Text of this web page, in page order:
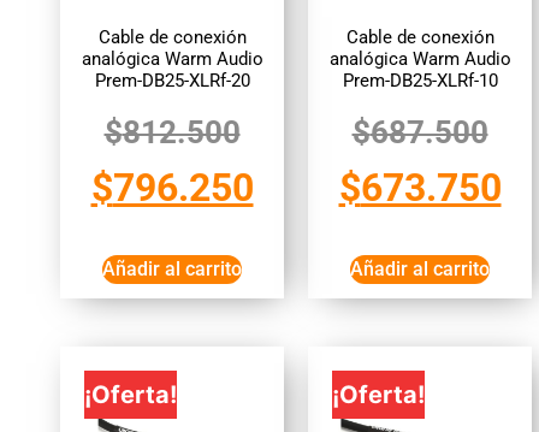
Cable de conexión
analógica Warm Audio
Prem-DB25-XLRf-20
$812.500
$796.250
Añadir al carrito
Cable de conexión
analógica Warm Audio
Prem-DB25-XLRf-10
$687.500
$673.750
Añadir al carrito
¡Oferta! ¡Oferta!